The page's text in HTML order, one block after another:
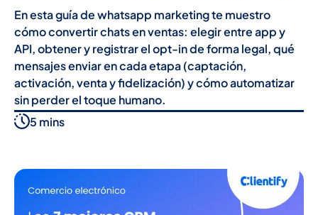
En esta guía de whatsapp marketing te muestro
cómo convertir chats en ventas: elegir entre app y
API, obtener y registrar el opt-in de forma legal, qué
mensajes enviar en cada etapa (captación,
activación, venta y fidelización) y cómo automatizar
sin perder el toque humano.
5 mins